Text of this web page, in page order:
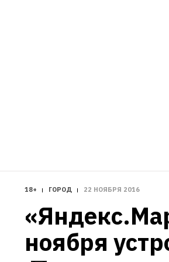
18+ ГОРОД 22 НОЯБРЯ 2016